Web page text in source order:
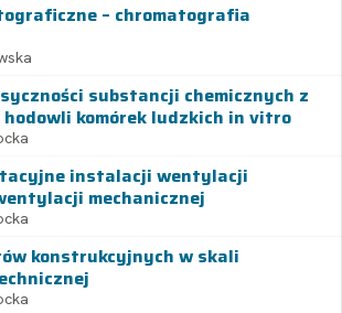
– chromatografia
substancji chemicznych z
komórek ludzkich in vitro
instalacji wentylacji
mechanicznej
konstrukcyjnych w skali